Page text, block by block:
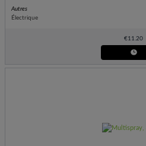
Autres
Électrique
€11.20